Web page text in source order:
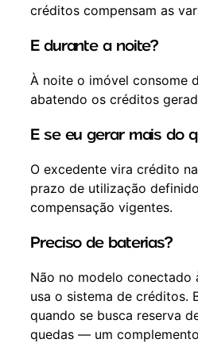
créditos compensam as
E durante a noite?
À noite o imóvel consome
abatendo os créditos
E se eu gerar mais do
O excedente vira crédito
prazo de utilização
compensação vigentes.
Preciso de baterias?
Não no modelo conectado
usa o sistema de créditos.
quando se busca reserva
quedas — um